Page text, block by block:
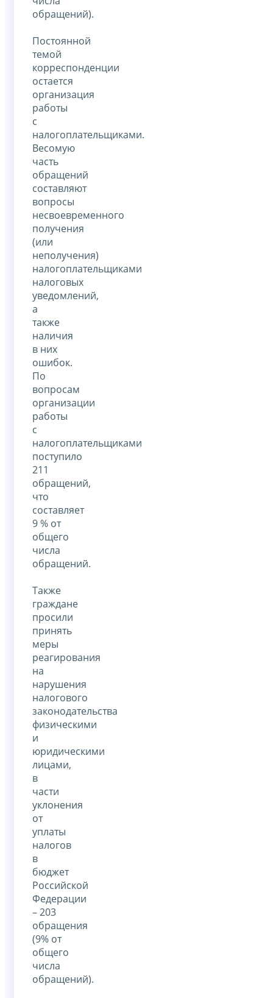
обращений).
Постоянной
темой
корреспонденции
остается
организация
работы
с
налогоплательщиками.
Весомую
часть
обращений
составляют
вопросы
несвоевременного
получения
(или
неполучения)
налогоплательщиками
налоговых
уведомлений,
а
также
наличия
в них
ошибок.
По
вопросам
организации
работы
с
налогоплательщиками
поступило
211
обращений,
что
составляет
9 % от
общего
числа
обращений.
Также
граждане
просили
принять
меры
реагирования
на
нарушения
налогового
законодательства
физическими
и
юридическими
лицами,
в
части
уклонения
от
уплаты
налогов
в
бюджет
Российской
Федерации
– 203
обращения
(9% от
общего
числа
обращений).